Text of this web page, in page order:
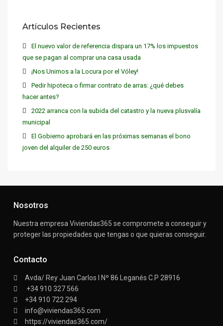
Artículos Recientes
El nuevo valor de referencia dispara un 17% los impuestos
que se pagan al comprar una casa usada
¡Nos Unimos a la Locura por el Vóley!
Pedir hipoteca o firmar contrato de arras: ¿qué debes
hacer antes?
2022 arranca con la subida del catastro y la nueva plusvalía
municipal
El Gobierno aprobará en las próximas semanas el bono
joven del alquiler de 250 euros
Nosotros
Nuestra empresa Viviendas365 se compromete a conseguir y
proteger las propiedades que tengas o que quieras conseguir.
Contacto
Avda/ Rey Juan Carlos I Nº 86 Leganés C.P 28916
+34 910 327 566
+34 910 722 294
info@viviendas365.com
https://viviendas365.com/